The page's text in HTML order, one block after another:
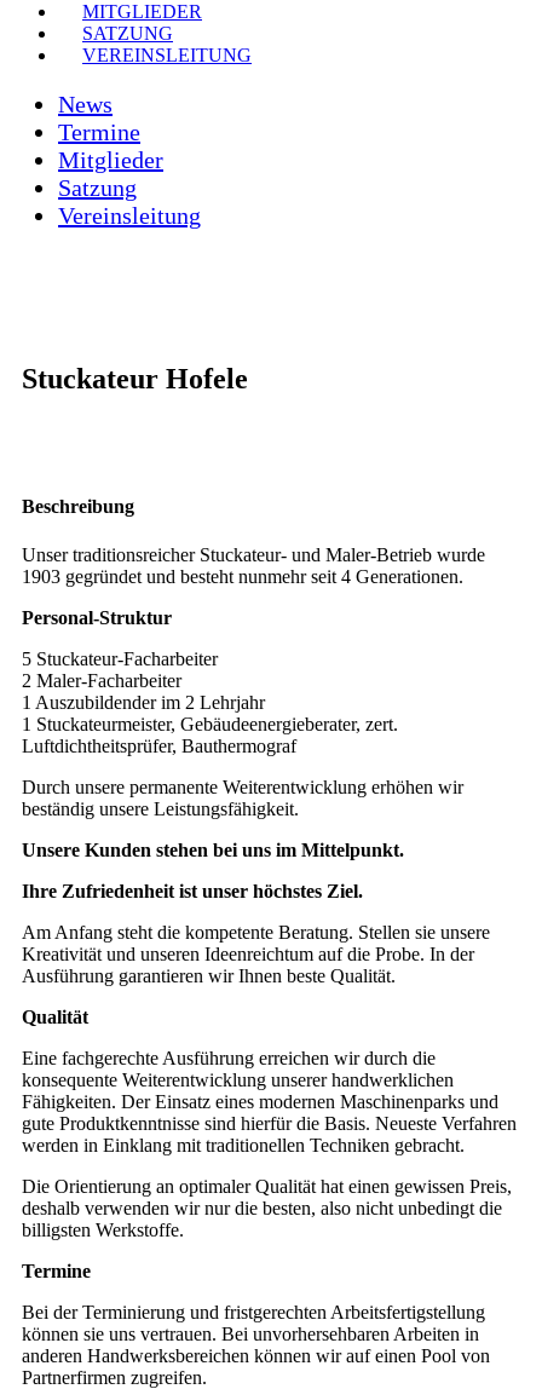
MITGLIEDER
SATZUNG
VEREINSLEITUNG
News
Termine
Mitglieder
Satzung
Vereinsleitung
Stuckateur Hofele
Beschreibung
Unser traditionsreicher Stuckateur- und Maler-Betrieb wurde
1903 gegründet und besteht nunmehr seit 4 Generationen.
Personal-Struktur
5 Stuckateur-Facharbeiter
2 Maler-Facharbeiter
1 Auszubildender im 2 Lehrjahr
1 Stuckateurmeister, Gebäudeenergieberater, zert.
Luftdichtheitsprüfer, Bauthermograf
Durch unsere permanente Weiterentwicklung erhöhen wir
beständig unsere Leistungsfähigkeit.
Unsere Kunden stehen bei uns im Mittelpunkt.
Ihre Zufriedenheit ist unser höchstes Ziel.
Am Anfang steht die kompetente Beratung. Stellen sie unsere
Kreativität und unseren Ideenreichtum auf die Probe. In der
Ausführung garantieren wir Ihnen beste Qualität.
Qualität
Eine fachgerechte Ausführung erreichen wir durch die
konsequente Weiterentwicklung unserer handwerklichen
Fähigkeiten. Der Einsatz eines modernen Maschinenparks und
gute Produktkenntnisse sind hierfür die Basis. Neueste Verfahren
werden in Einklang mit traditionellen Techniken gebracht.
Die Orientierung an optimaler Qualität hat einen gewissen Preis,
deshalb verwenden wir nur die besten, also nicht unbedingt die
billigsten Werkstoffe.
Termine
Bei der Terminierung und fristgerechten Arbeitsfertigstellung
können sie uns vertrauen. Bei unvorhersehbaren Arbeiten in
anderen Handwerksbereichen können wir auf einen Pool von
Partnerfirmen zugreifen.